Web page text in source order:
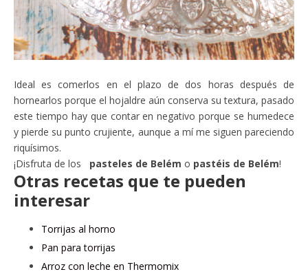
Ideal es comerlos en el plazo de dos horas después de
hornearlos porque el hojaldre aún conserva su textura, pasado
este tiempo hay que contar en negativo porque se humedece
y pierde su punto crujiente, aunque a mí me siguen pareciendo
riquísimos.
¡Disfruta de los pasteles de Belém o pastéis de Belém!
Otras recetas que te pueden
interesar
Torrijas al horno
Pan para torrijas
Arroz con leche en Thermomix